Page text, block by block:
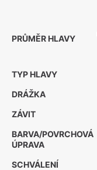
PRŮMĚR HLAVY
TYP HLAVY
DRÁŽKA
ZÁVIT
BARVA/POVRCHOVÁ
ÚPRAVA
SCHVÁLENÍ